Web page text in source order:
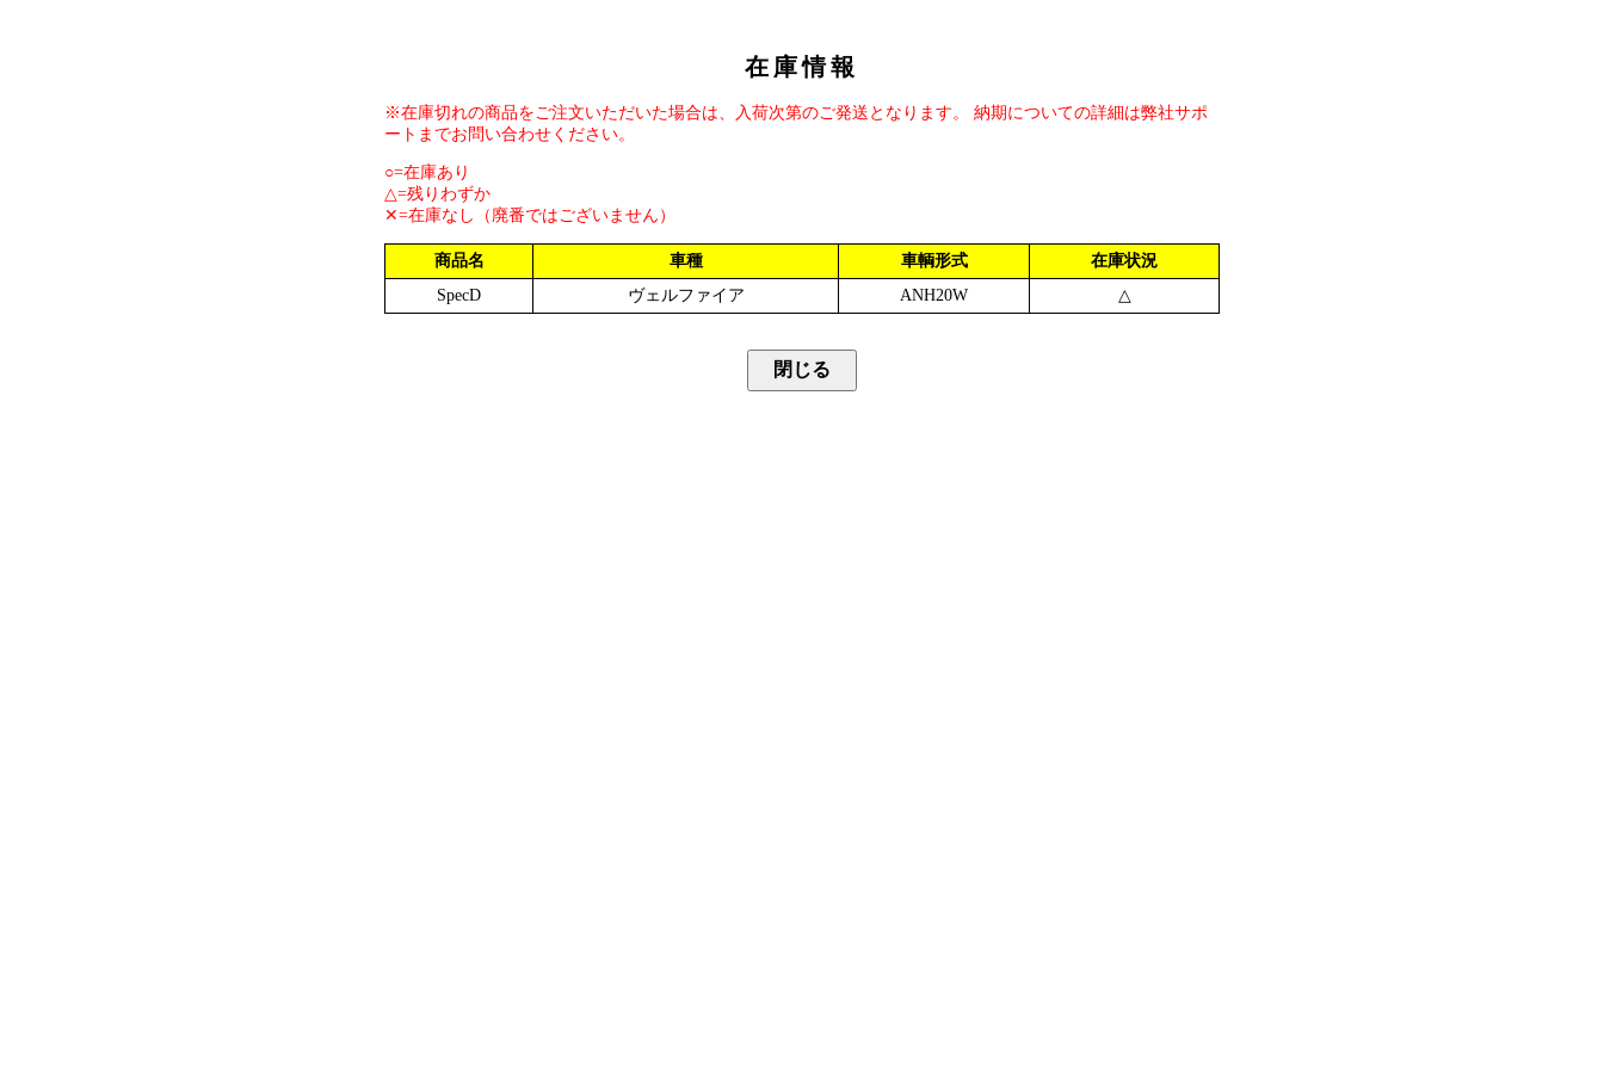
在庫情報
※在庫切れの商品をご注文いただいた場合は、入荷次第のご発送となります。 納期についての詳細は弊社サポ
ートまでお問い合わせください。
○=在庫あり
△=残りわずか
✕=在庫なし（廃番ではございません）
商品名 車種 車輌形式
在庫状況
SpecD
ヴェルファイア ANH20W △